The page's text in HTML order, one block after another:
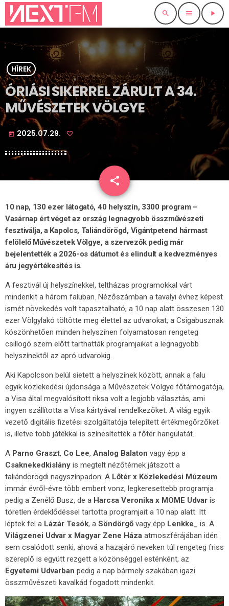
search menu play_arrow
HÍREK
ÓRIÁSI SIKERREL ZÁRULT A 34.
MŰVÉSZETEK VÖLGYE
today 2025.07.29.
share
email
10 nap, 130 ezer látogató, 40 helyszín, 3300 program –
Vasárnap ért véget az ország legnagyobb összművészeti
fesztiválja, a Kapolcs, Taliándörögd, Vigántpetend hármast
felölelő Művészetek Völgye, a szervezők pedig már
bejelentették a 2026-os dátumot és elindult a kedvezményes
áru jegyértékesítés is.
A fesztivál új helyszínekkel, teltházas programokkal várt
mindenkit a három faluban. Nézőszámban a tavalyi évhez képest
ismét növekedés volt tapasztalható, a 10 nap alatt összesen 130
ezer Völgylakó töltötte meg élettel az udvarokat, a Csigabusznak
köszönhetően minden helyszínen folyamatosan rengeteg
csillogó szem előtt tarthatták programjaikat a legnagyobb
helyszínektől az apró udvarokig.
Aki Kapolcson belül sietett a helyszínek között, annak a falu
egyik közlekedési újdonsága a Művészetek Völgye főtámogatója,
a Visa által megvalósított riksa volt a legjobb választás, ami
ingyen szállította a Visa kártyával rendelkezőket. A világ egyik
vezető digitális fizetési szolgáltatója telepített értékmegőrzőket
is, illetve több játékkal is színesítették a főtér hangulatát.
A Parno Graszt, Co Lee, Analog Balaton vagy épp a
Csaknekedkislány is megtelt nézőtérnek játszott a
taliándörögdi nagyszínpadon. A Lőtér x Közlekedési Múzeum
immár évről-évre több embert vonz, legkeresettebb programja
pedig a Zenélő Busz, de a Harcsa Veronika x MOME Udvar is
töretlen érdeklődéssel tartotta programjait a 10 nap alatt. Itt
léptek fel a Lázár Tesók, a Söndörgő vagy épp Lenkke_ is. A
Világzenei Udvar x Magyar Zene Háza atmoszférájában idén
sem csalódott senki, ahová a hazajáró neveken túl rengeteg friss
szereplő is együtt rezgett a közönséggel esténként, az
Egyetemi Udvarban pedig a nap bármely szakában igazi
összművészeti kavalkád fogadott mindenkit.